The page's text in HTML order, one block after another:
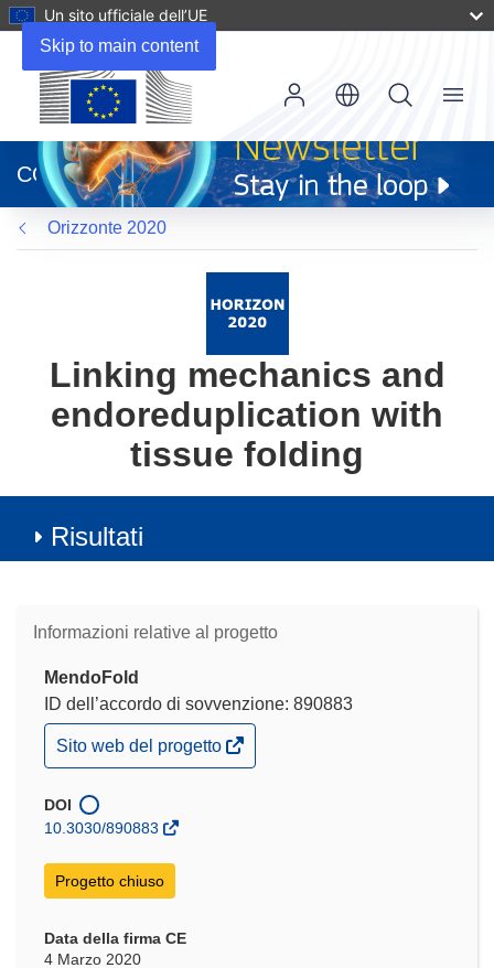
Skip to main content
Un sito ufficiale dell’UE
apre
in
una
nuova
finestra)
CORDIS
Menu
Orizzonte 2020
Linking mechanics and
endoreduplication with
tissue folding
Risultati
Informazioni relative al progetto
MendoFold
ID dell’accordo di sovvenzione: 890883
(si
apre
una
nuova
Sito web del progetto
DOI
10.3030/890883
Progetto chiuso
Data della firma CE
4 Marzo 2020